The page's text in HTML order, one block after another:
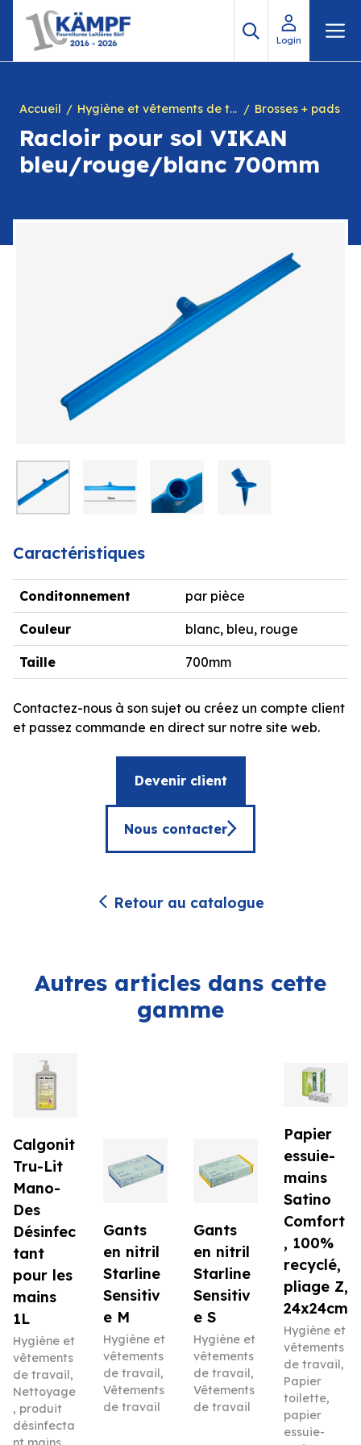
contenu
Login
Accueil Hygiène et vêtements de travail Brosses + pads
Racloir pour sol VIKAN
bleu/rouge/blanc 700mm
Caractéristiques
Conditonnement par pièce
Couleur blanc, bleu, rouge
Taille 700mm
Contactez-nous à son sujet ou créez un compte client
et passez commande en direct sur notre site web.
Devenir client
Nous contacter
Retour au catalogue
Autres articles dans cette
gamme
Calgonit
Tru-Lit
Mano-
Des
Désinfec
tant
pour les
mains
1L
Hygiène et
vêtements
de travail,
Nettoyage
, produit
désinfecta
Gants
en nitril
Starline
Sensitiv
e M
Hygiène et
vêtements
de travail,
Vêtements
de travail
Gants
en nitril
Starline
Sensitiv
e S
Hygiène et
vêtements
de travail,
Vêtements
de travail
Papier
essuie-
mains
Satino
Comfort
, 100%
recyclé,
pliage Z,
24x24cm
Hygiène et
vêtements
de travail ,
Papier
toilette,
papier
essuie-